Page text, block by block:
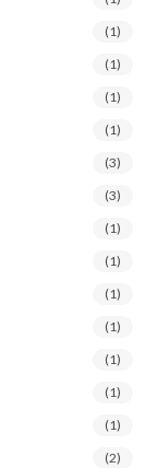
(1)
(1)
(1)
(1)
(3)
(3)
(1)
(1)
(1)
(1)
(1)
(1)
(1)
(2)